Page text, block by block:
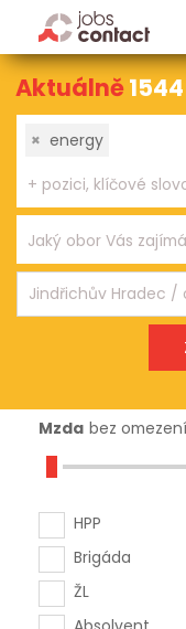
Aktuálně1544
× energy
Mzda bez omezení
HPP
Brigáda
ŽL